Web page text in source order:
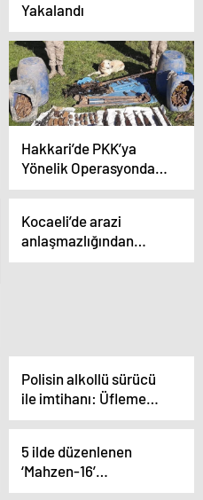
Yakalandı
Hakkari’de PKK’ya
Yönelik Operasyonda
Büyük Miktarda Silah
geçirildi
Kocaeli’de arazi
anlaşmazlığından
çıkan kavgada ev
Polisin alkollü sürücü
ile imtihanı: Üfleme
eğitimi verilen kadın
5 ilde düzenlenen
‘Mahzen-16’
operasyonlarında 3 ayrı